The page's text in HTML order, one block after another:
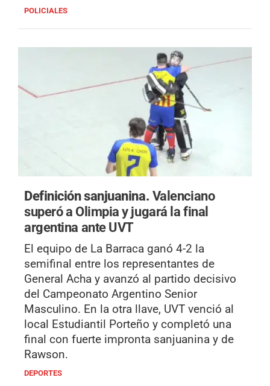
POLICIALES
Definición sanjuanina. Valenciano
superó a Olimpia y jugará la final
argentina ante UVT
El equipo de La Barraca ganó 4-2 la
semifinal entre los representantes de
General Acha y avanzó al partido decisivo
del Campeonato Argentino Senior
Masculino. En la otra llave, UVT venció al
local Estudiantil Porteño y completó una
final con fuerte impronta sanjuanina y de
Rawson.
DEPORTES